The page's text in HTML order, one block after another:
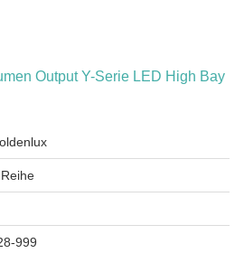
Output Y-Serie LED High Bay
999